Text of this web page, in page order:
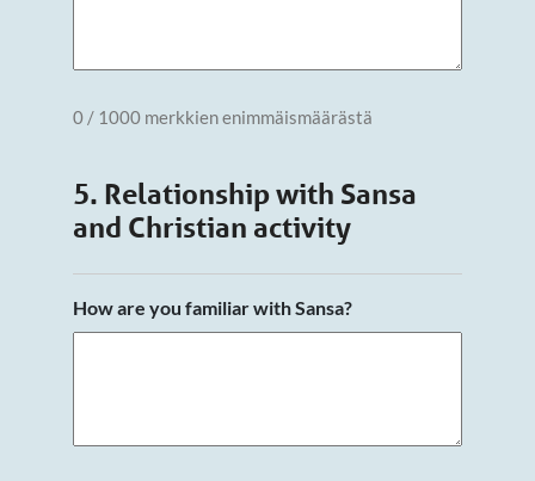
0 / 1000 merkkien enimmäismäärästä
5. Relationship with Sansa
and Christian activity
How are you familiar with Sansa?